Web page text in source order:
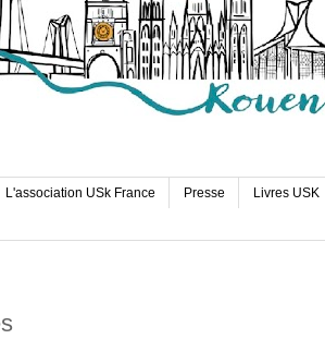
L'association USk France Presse Livres USK